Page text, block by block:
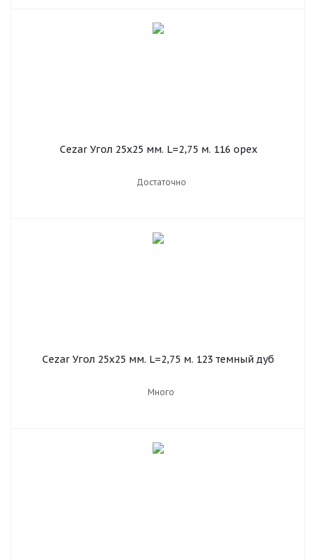
Cezar Угол 25х25 мм. L=2,75 м. 116 орех
Достаточно
Cezar Угол 25х25 мм. L=2,75 м. 123 темный дуб
Много